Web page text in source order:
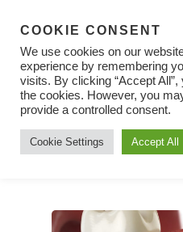
Hit enter to search or
Лечение
COOKIE CONSENT
We use cookies on our
experience by remembering
visits. By clicking “Accept
the cookies. However, you
provide a controlled consent.
Cookie Settings Accept All